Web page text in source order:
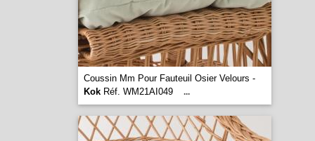
Coussin Mm Pour Fauteuil Osier Velours -
KokRéf. WM21AI049 ...